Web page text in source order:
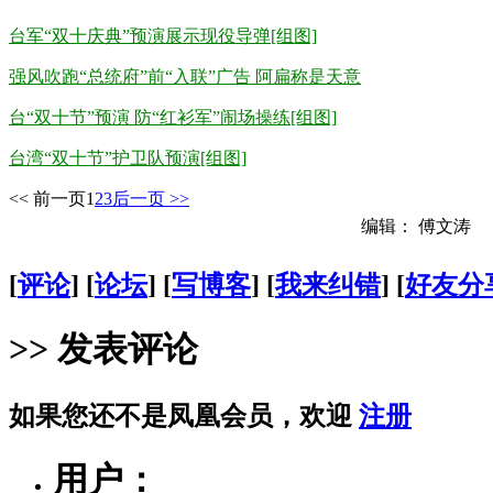
台军“双十庆典”预演展示现役导弹[组图]
强风吹跑“总统府”前“入联”广告 阿扁称是天意
台“双十节”预演 防“红衫军”闹场操练[组图]
台湾“双十节”护卫队预演[组图]
<< 前一页1 23后一页 >>
编辑： 傅文涛
[评论] [论坛] [写博客] [我来纠错] [好友分
>> 发表评论
如果您还不是凤凰会员，欢迎 注册
用户：